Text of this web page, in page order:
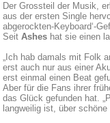
Der Grossteil der Musik,
aus der ersten Single
abgerockten-Keyboard‘-
Seit Ashes hat sie einen
„Ich hab damals mit Folk
erst auch nur aus einer
erst einmal einen Beat
Aber für die Fans ihrer
das Glück gefunden hat.
langweilig ist, über